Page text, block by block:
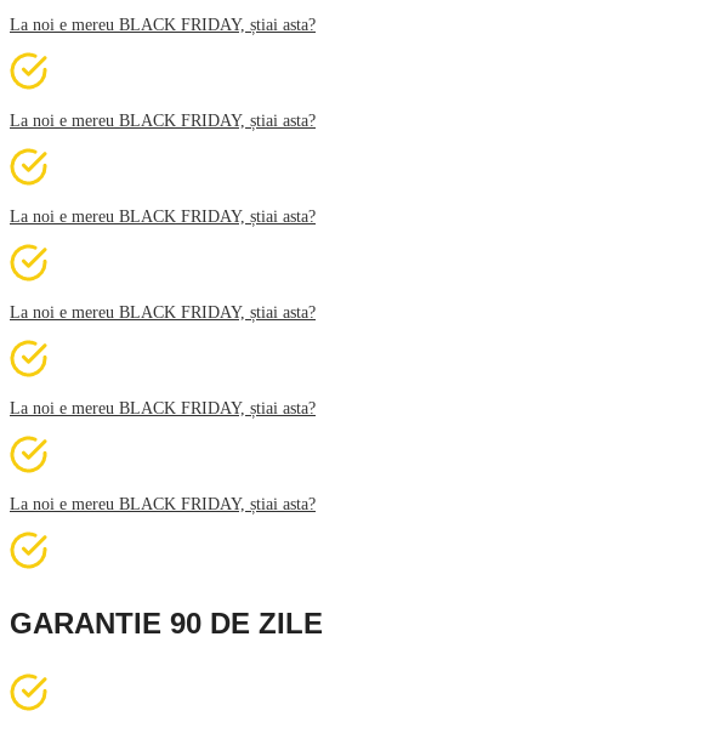
La noi e mereu BLACK FRIDAY, știai asta?
La noi e mereu BLACK FRIDAY, știai asta?
La noi e mereu BLACK FRIDAY, știai asta?
La noi e mereu BLACK FRIDAY, știai asta?
La noi e mereu BLACK FRIDAY, știai asta?
La noi e mereu BLACK FRIDAY, știai asta?
GARANTIE 90 DE ZILE